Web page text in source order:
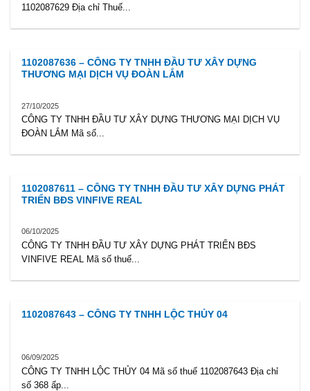
1102087629 Địa chỉ Thuế...
1102087636 – CÔNG TY TNHH ĐẦU TƯ XÂY DỰNG
THƯƠNG MẠI DỊCH VỤ ĐOÀN LẮM
27/10/2025
CÔNG TY TNHH ĐẦU TƯ XÂY DỰNG THƯƠNG MẠI DỊCH VỤ
ĐOÀN LẮM Mã số...
1102087611 – CÔNG TY TNHH ĐẦU TƯ XÂY DỰNG PHÁT
TRIỂN BĐS VINFIVE REAL
06/10/2025
CÔNG TY TNHH ĐẦU TƯ XÂY DỰNG PHÁT TRIỂN BĐS
VINFIVE REAL Mã số thuế...
1102087643 – CÔNG TY TNHH LỘC THỦY 04
06/09/2025
CÔNG TY TNHH LỘC THỦY 04 Mã số thuế 1102087643 Địa chỉ
số 368 ấp...